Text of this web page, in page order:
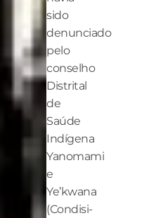
sido
denunciado
pelo
conselho
Distrital
de
Saúde
Indígena
Yanomami
e
Ye’kwana
(Condisi-